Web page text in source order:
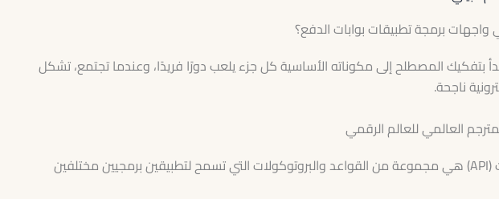
برمجة تطبيقات بوابات الدفع؟
بتفكيك المصطلح إلى مكوناته الأساسية كل جزء يلعب دورًا فريدًا، وعندما تجتمع، تشكل
ناجحة.
ببساطة، واجهة برمجة التطبيقات (API) هي مجموعة من القواعد والبروتوكولات التي تسمح لتطبيقين برمجيين مختلفين